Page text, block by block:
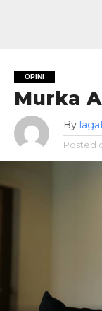
OPINI
Murka
By
Posted